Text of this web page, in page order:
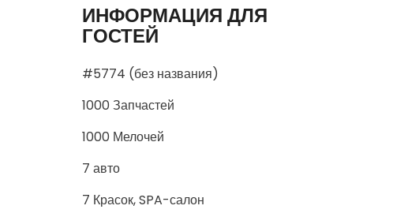
ИНФОРМАЦИЯ ДЛЯ
ГОСТЕЙ
#5774 (без названия)
1000 Запчастей
1000 Мелочей
7 авто
7 Красок, SPA-салон